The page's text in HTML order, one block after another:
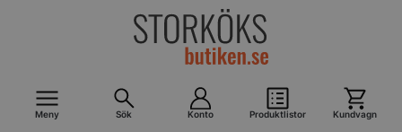
Meny Sök Konto Produktlistor Kundvagn